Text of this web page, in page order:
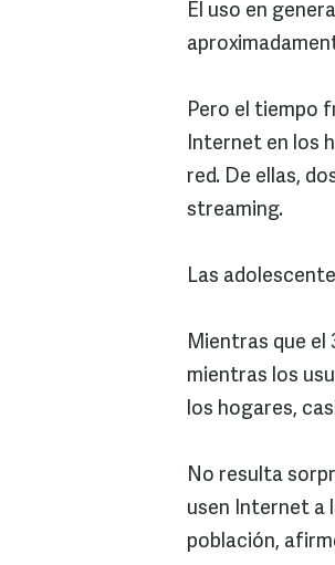
El uso en
Pero el tiempo
Internet en los
red. De ellas,
streaming.
Las
Mientras que el
mientras los
los hogares,
No resulta
usen Internet a
población,